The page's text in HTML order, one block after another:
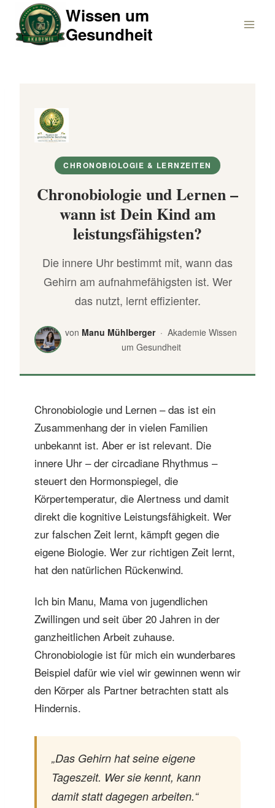
Inhalt
springen
Wissen um
Gesundheit
CHRONOBIOLOGIE & LERNZEITEN
Chronobiologie und Lernen –
wann ist Dein Kind am
leistungsfähigsten?
Die innere Uhr bestimmt mit, wann das
Gehirn am aufnahmefähigsten ist. Wer
das nutzt, lernt effizienter.
von Manu Mühlberger· Akademie Wissen
um Gesundheit
Chronobiologie und Lernen – das ist ein
Zusammenhang der in vielen Familien
unbekannt ist. Aber er ist relevant. Die
innere Uhr – der circadiane Rhythmus –
steuert den Hormonspiegel, die
Körpertemperatur, die Alertness und damit
direkt die kognitive Leistungsfähigkeit. Wer
zur falschen Zeit lernt, kämpft gegen die
eigene Biologie. Wer zur richtigen Zeit lernt,
hat den natürlichen Rückenwind.
Ich bin Manu, Mama von jugendlichen
Zwillingen und seit über 20 Jahren in der
ganzheitlichen Arbeit zuhause.
Chronobiologie ist für mich ein wunderbares
Beispiel dafür wie viel wir gewinnen wenn wir
den Körper als Partner betrachten statt als
Hindernis.
„Das Gehirn hat seine eigene
Tageszeit. Wer sie kennt, kann
damit statt dagegen arbeiten.“